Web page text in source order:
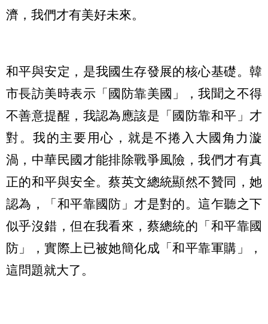
濟，我們才有美好未來。
和平與安定，是我國生存發展的核心基礎。韓
市長訪美時表示「國防靠美國」，我聞之不得
不善意提醒，我認為應該是「國防靠和平」才
對。我的主要用心，就是不捲入大國角力漩
渦，中華民國才能排除戰爭風險，我們才有真
正的和平與安全。蔡英文總統顯然不贊同，她
認為，「和平靠國防」才是對的。這乍聽之下
似乎沒錯，但在我看來，蔡總統的「和平靠國
防」，實際上已被她簡化成「和平靠軍購」，
這問題就大了。